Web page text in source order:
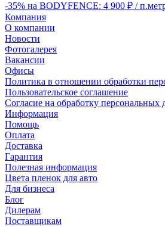
-35% на BODYFENCE: 4 900 ₽ /
Компания
О компании
Новости
Фотогалерея
Вакансии
Офисы
Политика в отношении обработки
Пользовательское соглашение
Согласие на обработку персональных
Информация
Помощь
Оплата
Доставка
Гарантия
Полезная информация
Цвета пленок для авто
Для бизнеса
Блог
Дилерам
Поставщикам